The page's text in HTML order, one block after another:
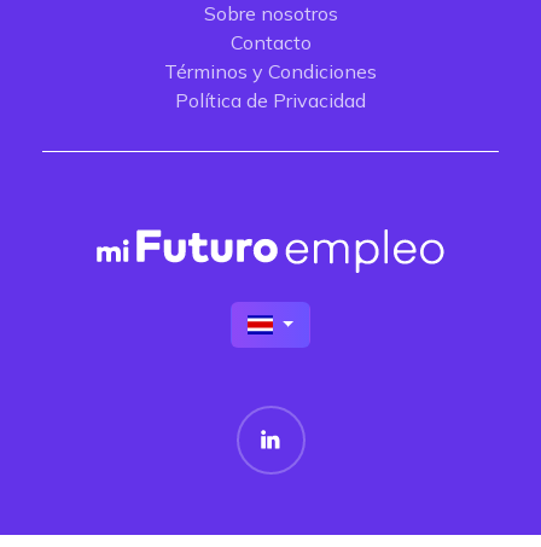
Sobre nosotros
Contacto
Términos y Condiciones
Política de Privacidad